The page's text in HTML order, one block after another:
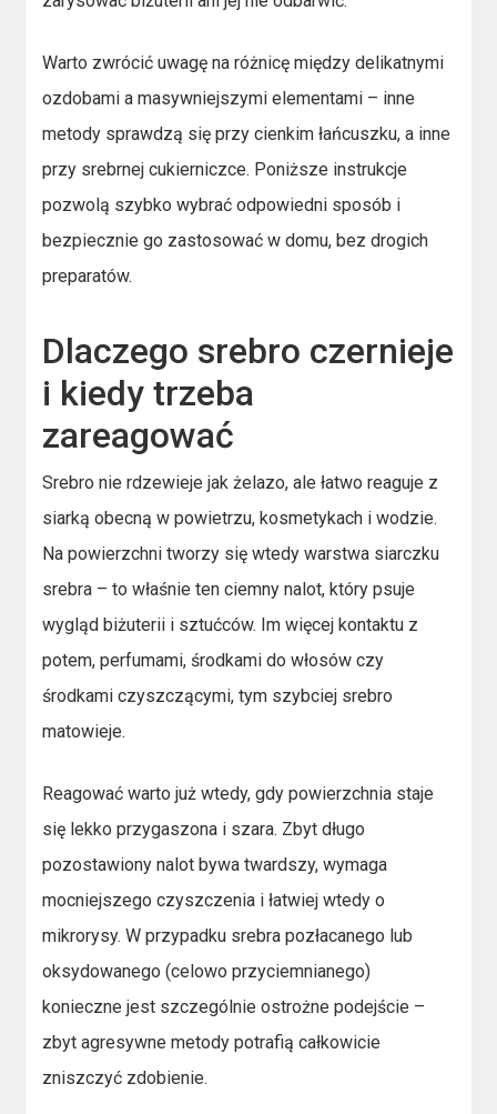
Warto zwrócić uwagę na różnicę między delikatnymi
ozdobami a masywniejszymi elementami – inne
metody sprawdzą się przy cienkim łańcuszku, a inne
przy srebrnej cukierniczce. Poniższe instrukcje
pozwolą szybko wybrać odpowiedni sposób i
bezpiecznie go zastosować w domu, bez drogich
preparatów.
Dlaczego srebro czernieje
i kiedy trzeba
zareagować
Srebro nie rdzewieje jak żelazo, ale łatwo reaguje z
siarką obecną w powietrzu, kosmetykach i wodzie.
Na powierzchni tworzy się wtedy warstwa siarczku
srebra – to właśnie ten ciemny nalot, który psuje
wygląd biżuterii i sztućców. Im więcej kontaktu z
potem, perfumami, środkami do włosów czy
środkami czyszczącymi, tym szybciej srebro
matowieje.
Reagować warto już wtedy, gdy powierzchnia staje
się lekko przygaszona i szara. Zbyt długo
pozostawiony nalot bywa twardszy, wymaga
mocniejszego czyszczenia i łatwiej wtedy o
mikrorysy. W przypadku srebra pozłacanego lub
oksydowanego (celowo przyciemnianego)
konieczne jest szczególnie ostrożne podejście –
zbyt agresywne metody potrafią całkowicie
zniszczyć zdobienie.